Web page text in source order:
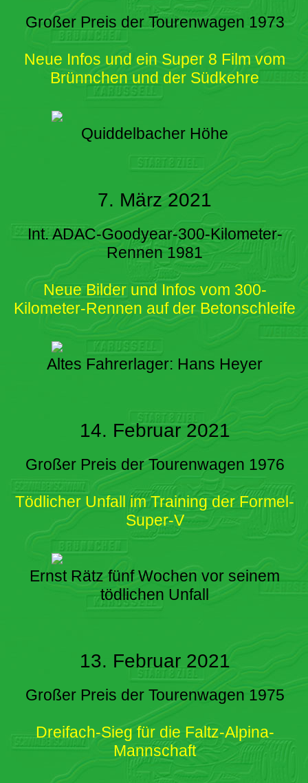
Großer Preis der Tourenwagen 1973
Neue Infos und ein Super 8 Film vom
Brünnchen und der Südkehre
Quiddelbacher Höhe
7. März 2021
Int. ADAC-Goodyear-300-Kilometer-
Rennen 1981
Neue Bilder und Infos vom 300-
Kilometer-Rennen auf der Betonschleife
Altes Fahrerlager: Hans Heyer
14. Februar 2021
Großer Preis der Tourenwagen 1976
Tödlicher Unfall im Training der Formel-
Super-V
Ernst Rätz fünf Wochen vor seinem
tödlichen Unfall
13. Februar 2021
Großer Preis der Tourenwagen 1975
Dreifach-Sieg für die Faltz-Alpina-
Mannschaft